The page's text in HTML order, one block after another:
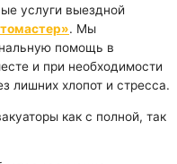
услуги выездной
. Мы
помощь в
и при необходимости
лишних хлопот и стресса.
как с полной, так